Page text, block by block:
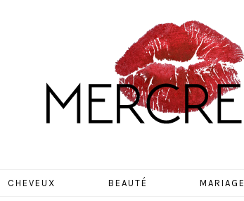
CHEVEUX BEAUTÉ MARIAGE